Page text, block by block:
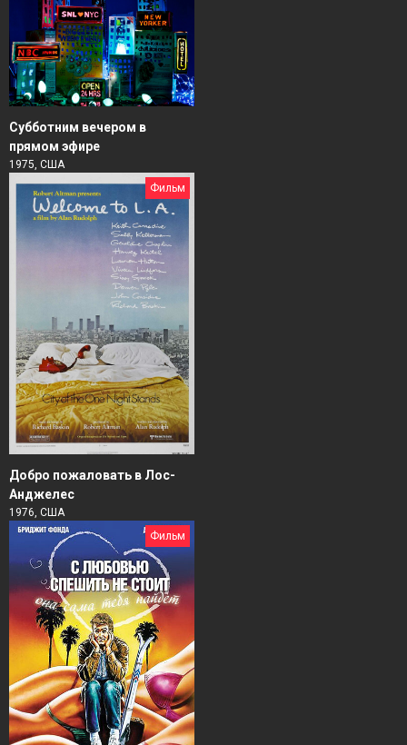
Субботним вечером в
прямом эфире
1975, США
Фильм
Добро пожаловать в Лос-
Анджелес
1976, США
Фильм